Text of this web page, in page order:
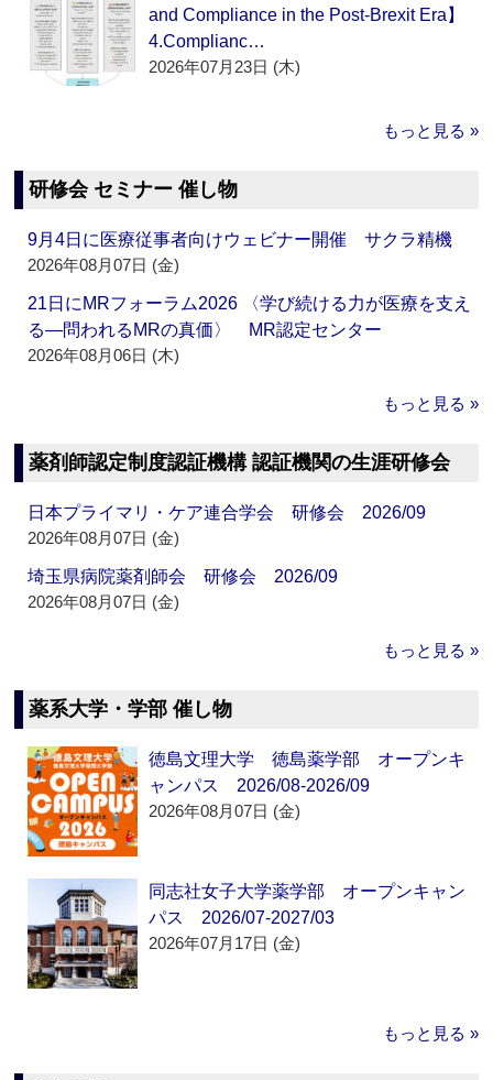
and Compliance in the Post-Brexit Era】
4.Complianc…
2026年07月23日 (木)
もっと見る »
研修会 セミナー 催し物
9月4日に医療従事者向けウェビナー開催 サクラ精機
2026年08月07日 (金)
21日にMRフォーラム2026 〈学び続ける力が医療を支え
る―問われるMRの真価〉 MR認定センター
2026年08月06日 (木)
もっと見る »
薬剤師認定制度認証機構 認証機関の生涯研修会
日本プライマリ・ケア連合学会 研修会 2026/09
2026年08月07日 (金)
埼玉県病院薬剤師会 研修会 2026/09
2026年08月07日 (金)
もっと見る »
薬系大学・学部 催し物
徳島文理大学 徳島薬学部 オープンキ
ャンパス 2026/08-2026/09
2026年08月07日 (金)
同志社女子大学薬学部 オープンキャン
パス 2026/07-2027/03
2026年07月17日 (金)
もっと見る »